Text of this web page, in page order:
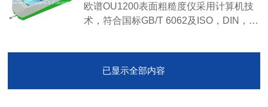
欧谱OU1200表面粗糙度仪采用计算机技
术，符合国标GB/T 6062及ISO，DIN，…
已显示全部内容